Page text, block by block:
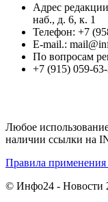
Адрес
наб., д. 6, к. 1
Телефон: +7
E-mail.:
По вопросам
+7 (915) 059-
Любое
наличии ссылки на
Правила применения
© Инфо24 - Новости